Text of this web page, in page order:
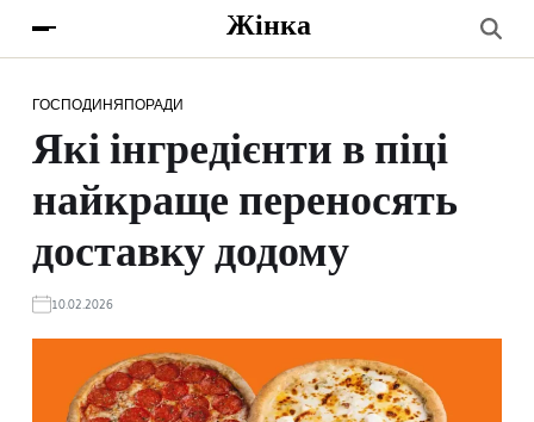
Жінка
ГОСПОДИНЯ ПОРАДИ
Які інгредієнти в піці
найкраще переносять
доставку додому
10.02.2026